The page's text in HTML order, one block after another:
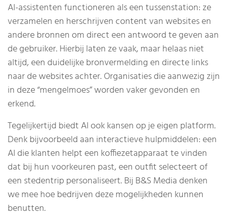
AI-assistenten functioneren als een tussenstation: ze
verzamelen en herschrijven content van websites en
andere bronnen om direct een antwoord te geven aan
de gebruiker. Hierbij laten ze vaak, maar helaas niet
altijd, een duidelijke bronvermelding en directe links
naar de websites achter. Organisaties die aanwezig zijn
in deze “mengelmoes” worden vaker gevonden en
erkend.
Tegelijkertijd biedt AI ook kansen op je eigen platform.
Denk bijvoorbeeld aan interactieve hulpmiddelen: een
AI die klanten helpt een koffiezetapparaat te vinden
dat bij hun voorkeuren past, een outfit selecteert of
een stedentrip personaliseert. Bij B&S Media denken
we mee hoe bedrijven deze mogelijkheden kunnen
benutten.